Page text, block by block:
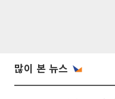
많이 본 뉴스